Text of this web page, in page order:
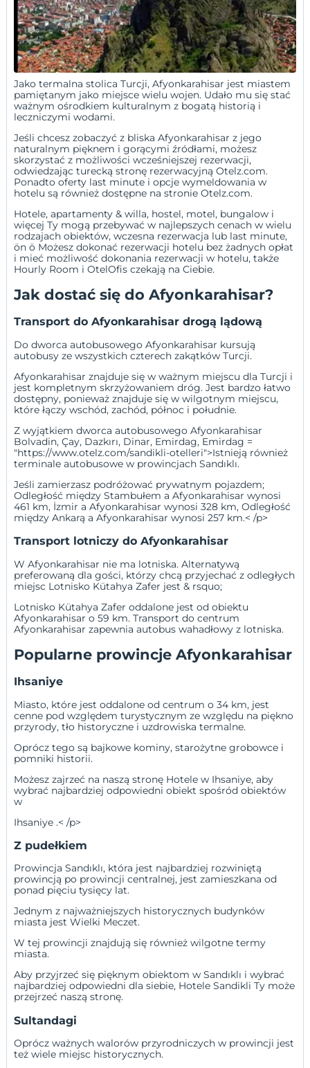
Jako termalna stolica Turcji, Afyonkarahisar jest miastem
pamiętanym jako miejsce wielu wojen. Udało mu się stać
ważnym ośrodkiem kulturalnym z bogatą historią i
leczniczymi wodami.
Jeśli chcesz zobaczyć z bliska Afyonkarahisar z jego
naturalnym pięknem i gorącymi źródłami, możesz
skorzystać z możliwości wcześniejszej rezerwacji,
odwiedzając turecką stronę rezerwacyjną Otelz.com.
Ponadto oferty last minute i opcje wymeldowania w
hotelu są również dostępne na stronie Otelz.com.
Hotele, apartamenty &willa, hostel, motel, bungalow i
więcej Ty mogą przebywać w najlepszych cenach w wielu
rodzajach obiektów,wczesna rezerwacja lub last minute,
ön ö Możesz dokonać rezerwacji hotelu bez żadnych opłat
i mieć możliwość dokonania rezerwacji w hotelu, także
Hourly Room iOtelOfis czekają na Ciebie.
Jak dostać się do Afyonkarahisar?
Transport do Afyonkarahisar drogą lądową
Do dworca autobusowego Afyonkarahisar kursują
autobusy ze wszystkich czterech zakątków Turcji.
Afyonkarahisar znajduje się w ważnym miejscu dla Turcji i
jest kompletnym skrzyżowaniem dróg. Jest bardzo łatwo
dostępny, ponieważ znajduje się w wilgotnym miejscu,
które łączy wschód, zachód, północ i południe.
Z wyjątkiem dworca autobusowego Afyonkarahisar
Bolvadin,Çay, Dazkırı, Dinar, Emirdag, Emirdag =
"https://www.otelz.com/sandikli-otelleri">Istnieją również
terminale autobusowe w prowincjach Sandıklı.
Jeśli zamierzasz podróżować prywatnym pojazdem;
Odległość między Stambułem a Afyonkarahisar wynosi
461 km, İzmir a Afyonkarahisar wynosi 328 km,Odległość
między Ankarą a Afyonkarahisar wynosi 257 km.< /p>
Transport lotniczy do Afyonkarahisar
W Afyonkarahisar nie ma lotniska. Alternatywą
preferowaną dla gości, którzy chcą przyjechać z odległych
miejsc Lotnisko Kütahya Zafer jest & rsquo;
Lotnisko Kütahya Zafer oddalone jest od obiektu
Afyonkarahisar o 59 km. Transport do centrum
Afyonkarahisar zapewnia autobus wahadłowy z lotniska.
Popularne prowincje Afyonkarahisar
Ihsaniye
Miasto, które jest oddalone od centrum o 34 km, jest
cenne pod względem turystycznym ze względu na piękno
przyrody, tło historyczne i uzdrowiska termalne.
Oprócz tego są bajkowe kominy, starożytne grobowce i
pomniki historii.
Możesz zajrzeć na naszą stronę Hotele w Ihsaniye, aby
wybrać najbardziej odpowiedni obiekt spośród obiektów
w
Ihsaniye .< /p>
Z pudełkiem
Prowincja Sandıklı, która jest najbardziej rozwiniętą
prowincją po prowincji centralnej, jest zamieszkana od
ponad pięciu tysięcy lat.
Jednym z najważniejszych historycznych budynków
miasta jest Wielki Meczet.
W tej prowincji znajdują się również wilgotne termy
miasta.
Aby przyjrzeć się pięknym obiektom w Sandıklı i wybrać
najbardziej odpowiedni dla siebie, Hotele Sandikli Ty może
przejrzeć naszą stronę.
Sultandagi
Oprócz ważnych walorów przyrodniczych w prowincji jest
też wiele miejsc historycznych.